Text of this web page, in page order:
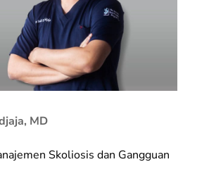
MD
Skoliosis dan Gangguan